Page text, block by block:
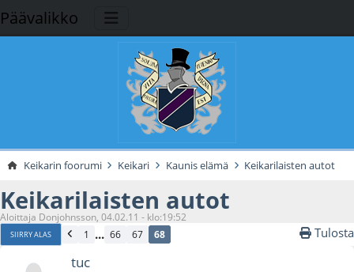
Päävalikko
Keikarin foorumi Keikari Kaunis elämä Keikarilaisten autot
Keikarilaisten autot
Aloittaja Donjohnsson, 04.02.11 - klo:19:52
SIIRRY ALAS 1 ... 66 67 68 Tulosta
tuc